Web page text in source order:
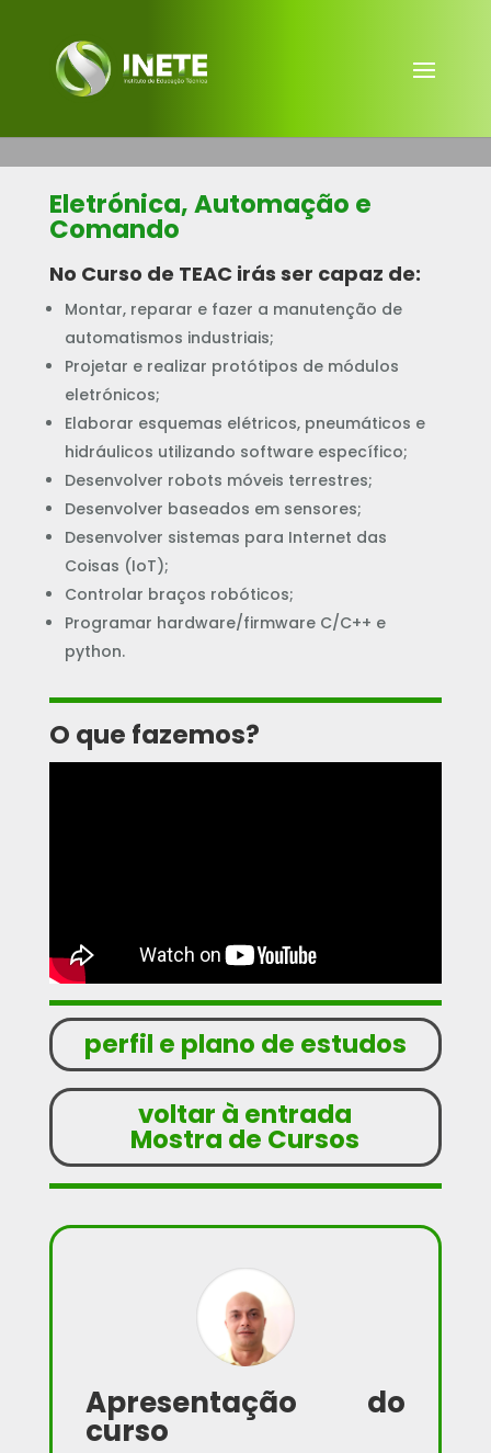
Eletrónica, Automação e
Comando
No Curso de TEAC irás ser capaz de:
Montar, reparar e fazer a manutenção de
automatismos industriais;
Projetar e realizar protótipos de módulos
eletrónicos;
Elaborar esquemas elétricos, pneumáticos e
hidráulicos utilizando software específico;
Desenvolver robots móveis terrestres;
Desenvolver baseados em sensores;
Desenvolver sistemas para Internet das
Coisas (IoT);
Controlar braços robóticos;
Programar hardware/firmware C/C++ e
python.
O que fazemos?
perfil e plano de estudos
voltar à entrada
Mostra de Cursos
Apresentação do
curso